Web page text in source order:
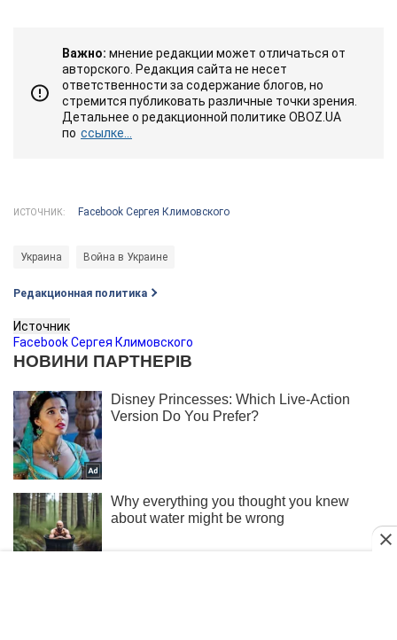
Важно: мнение редакции может отличаться от
авторского. Редакция сайта не несет
ответственности за содержание блогов, но
стремится публиковать различные точки зрения.
Детальнее о редакционной политике OBOZ.UA
по ссылке...
ИСТОЧНИК: Facebook Сергея Климовского
Украина Война в Украине
Редакционная политика
Источник
Facebook Сергея Климовского